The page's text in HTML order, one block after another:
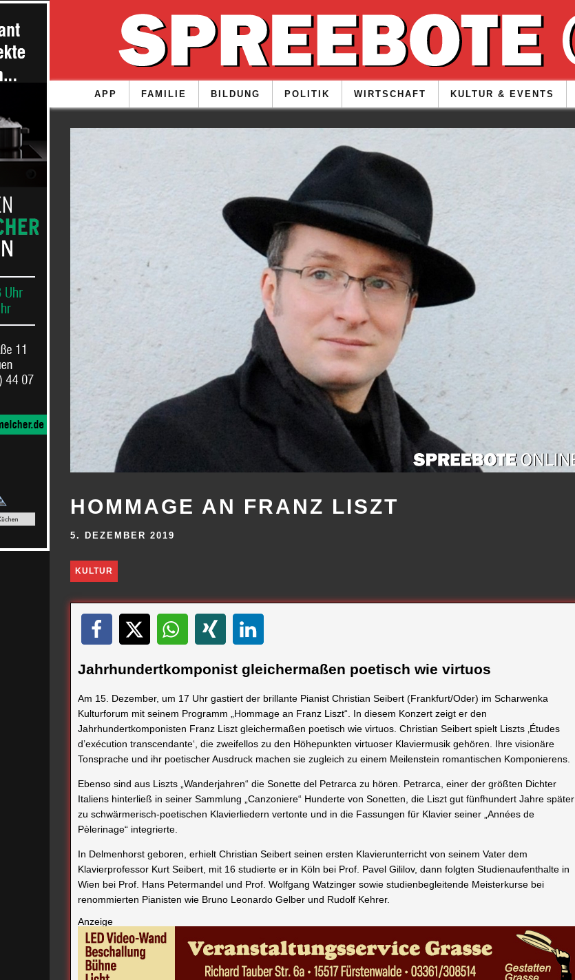
APP FAMILIE BILDUNG POLITIK WIRTSCHAFT KULTUR & EVENTS
HOMMAGE AN FRANZ LISZT
5. DEZEMBER 2019
KULTUR
Jahrhundertkomponist gleichermaßen poetisch wie virtuos
Am 15. Dezember, um 17 Uhr gastiert der brillante Pianist Christian Seibert (Frankfurt/Oder) im Scharwenka
Kulturforum mit seinem Programm „Hommage an Franz Liszt“. In diesem Konzert zeigt er den
Jahrhundertkomponisten Franz Liszt gleichermaßen poetisch wie virtuos. Christian Seibert spielt Liszts ‚Études
d’exécution transcendante‘, die zweifellos zu den Höhepunkten virtuoser Klaviermusik gehören. Ihre visionäre
Tonsprache und ihr poetischer Ausdruck machen sie zugleich zu einem Meilenstein romantischen Komponierens.
Ebenso sind aus Liszts „Wanderjahren“ die Sonette del Petrarca zu hören. Petrarca, einer der größten Dichter
Italiens hinterließ in seiner Sammlung „Canzoniere“ Hunderte von Sonetten, die Liszt gut fünfhundert Jahre später
zu schwärmerisch-poetischen Klavierliedern vertonte und in die Fassungen für Klavier seiner „Années de
Pèlerinage“ integrierte.
In Delmenhorst geboren, erhielt Christian Seibert seinen ersten Klavierunterricht von seinem Vater dem
Klavierprofessor Kurt Seibert, mit 16 studierte er in Köln bei Prof. Pavel Gililov, dann folgten Studienaufenthalte in
Wien bei Prof. Hans Petermandel und Prof. Wolfgang Watzinger sowie studienbegleitende Meisterkurse bei
renommierten Pianisten wie Bruno Leonardo Gelber und Rudolf Kehrer.
Anzeige
Nach seinem Konzertexamen in Köln spielte er in internationalen Konzerttourneen u.a. mit dem European Union
Chamber Orchestra und trat auf vielen nationalen und internationalen Festivals auf. Christian Seibert gab
Soloabende in München, Salzburg, Hamburg, Prag, London, New York, Atlanta, Dubai und Salzburg.